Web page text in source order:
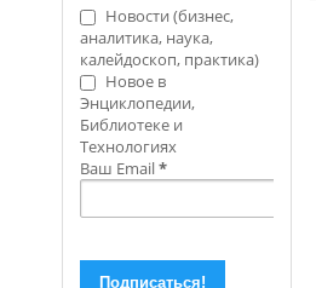
Новости (бизнес,
аналитика, наука,
калейдоскоп, практика)
Новое в
Энциклопедии,
Библиотеке и
Технологиях
Ваш Email*